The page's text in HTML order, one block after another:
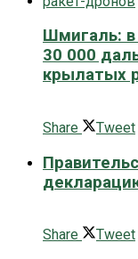
Шмигаль: в
30 000
крылатых
Share
Tweet
Share
Tweet